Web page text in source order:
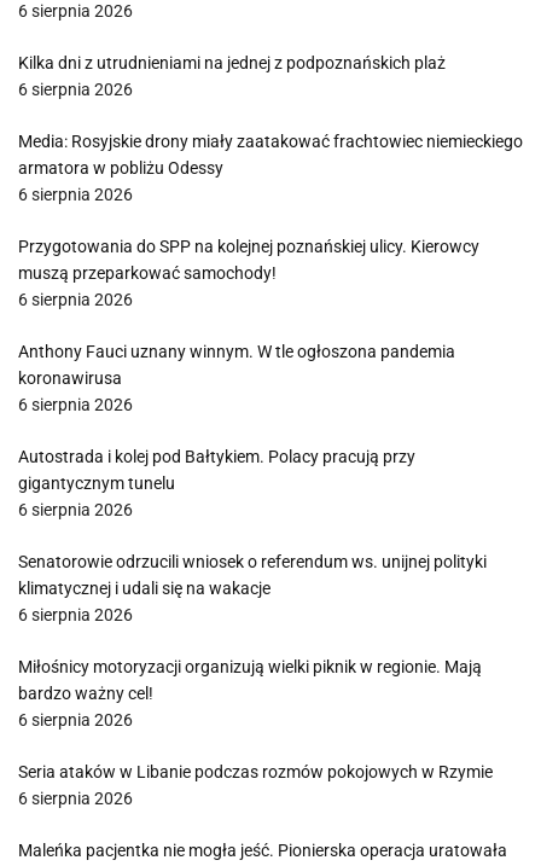
6 sierpnia 2026
Kilka dni z utrudnieniami na jednej z podpoznańskich plaż
6 sierpnia 2026
Media: Rosyjskie drony miały zaatakować frachtowiec niemieckiego
armatora w pobliżu Odessy
6 sierpnia 2026
Przygotowania do SPP na kolejnej poznańskiej ulicy. Kierowcy
muszą przeparkować samochody!
6 sierpnia 2026
Anthony Fauci uznany winnym. W tle ogłoszona pandemia
koronawirusa
6 sierpnia 2026
Autostrada i kolej pod Bałtykiem. Polacy pracują przy
gigantycznym tunelu
6 sierpnia 2026
Senatorowie odrzucili wniosek o referendum ws. unijnej polityki
klimatycznej i udali się na wakacje
6 sierpnia 2026
Miłośnicy motoryzacji organizują wielki piknik w regionie. Mają
bardzo ważny cel!
6 sierpnia 2026
Seria ataków w Libanie podczas rozmów pokojowych w Rzymie
6 sierpnia 2026
Maleńka pacjentka nie mogła jeść. Pionierska operacja uratowała